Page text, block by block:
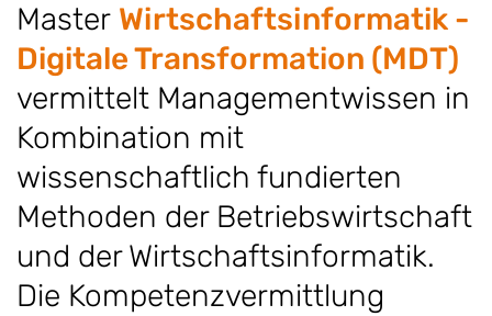
Master Wirtschaftsinformatik -
Digitale Transformation (MDT)
vermittelt Managementwissen in
Kombination mit
wissenschaftlich fundierten
Methoden der Betriebswirtschaft
und der Wirtschaftsinformatik.
Die Kompetenzvermittlung